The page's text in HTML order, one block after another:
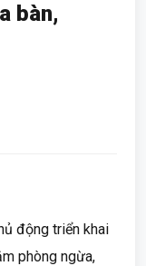
bàn,
động triển khai
phòng ngừa,